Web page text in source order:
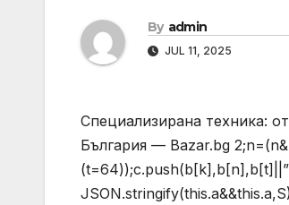
By admin
JUL 11, 2025
Специализирана техника:
България — Bazar.bg